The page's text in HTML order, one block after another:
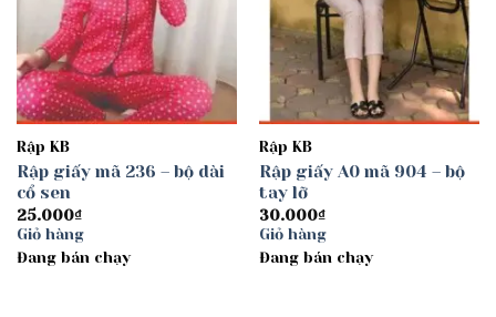
Rập KB
Rập giấy mã 236 – bộ dài
cổ sen
25.000₫
Giỏ hàng
Đang bán chạy
Rập KB
Rập giấy A0 mã 904 – bộ
tay lỡ
30.000₫
Giỏ hàng
Đang bán chạy